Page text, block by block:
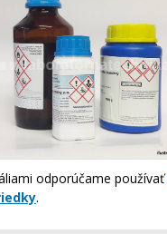
odporúčame používať
.